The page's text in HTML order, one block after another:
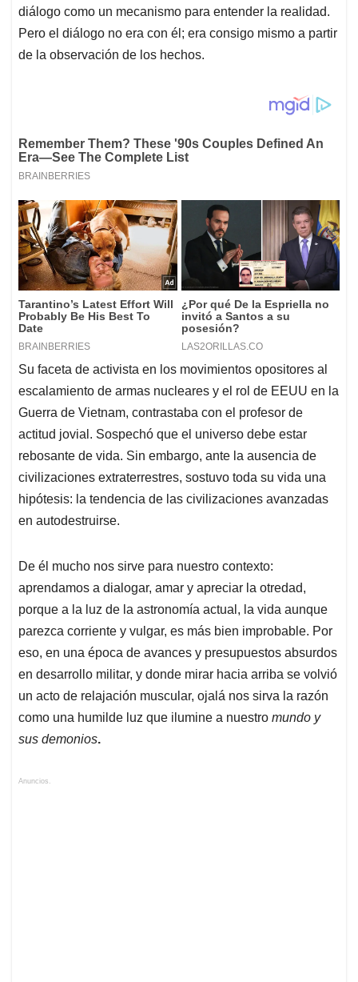
diálogo como un mecanismo para entender la realidad.
Pero el diálogo no era con él; era consigo mismo a partir
de la observación de los hechos.
Su faceta de activista en los movimientos opositores al
escalamiento de armas nucleares y el rol de EEUU en la
Guerra de Vietnam, contrastaba con el profesor de
actitud jovial. Sospechó que el universo debe estar
rebosante de vida. Sin embargo, ante la ausencia de
civilizaciones extraterrestres, sostuvo toda su vida una
hipótesis: la tendencia de las civilizaciones avanzadas
en autodestruirse.
De él mucho nos sirve para nuestro contexto:
aprendamos a dialogar, amar y apreciar la otredad,
porque a la luz de la astronomía actual, la vida aunque
parezca corriente y vulgar, es más bien improbable. Por
eso, en una época de avances y presupuestos absurdos
en desarrollo militar, y donde mirar hacia arriba se volvió
un acto de relajación muscular, ojalá nos sirva la razón
como una humilde luz que ilumine a nuestro mundo y
sus demonios.
Anuncios.